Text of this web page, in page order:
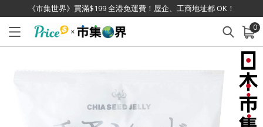
《市集世界》買滿$199 全港免運費！屋企、工商地址都 OK！
0
已加入購物車 查看